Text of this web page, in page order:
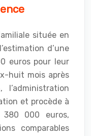
située en
d’une
euros pour leur
huit mois après
et procède à
380 000 euros,
comparables